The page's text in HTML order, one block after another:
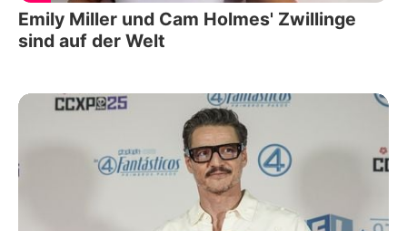
Emily Miller und Cam Holmes' Zwillinge
sind auf der Welt